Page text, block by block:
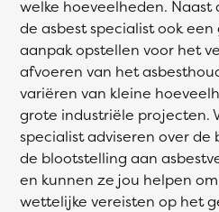
welke hoeveelheden. Naast
de asbest specialist ook
aanpak opstellen voor het
afvoeren van het
variëren van kleine
grote industriële projecten.
specialist adviseren over
de blootstelling aan
en kunnen ze jou helpen
wettelijke vereisten op het